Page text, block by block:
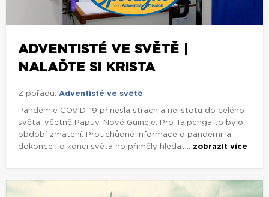
ADVENTISTÉ VE SVĚTĚ |
NALAĎTE SI KRISTA
Z pořadu: Adventisté ve světě
Pandemie COVID-19 přinesla strach a nejistotu do celého
světa, včetně Papuy-Nové Guineje. Pro Taipenga to bylo
období zmatení. Protichůdné informace o pandemii a
dokonce i o konci světa ho přiměly hledat... zobrazit více